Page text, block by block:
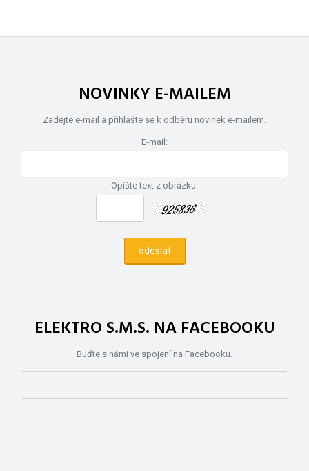
NOVINKY E-MAILEM
Zadejte e-mail a přihlašte se k odběru novinek e-mailem.
E-mail:
Opište text z obrázku:
ELEKTRO S.M.S. NA FACEBOOKU
Buďte s námi ve spojení na Facebooku.